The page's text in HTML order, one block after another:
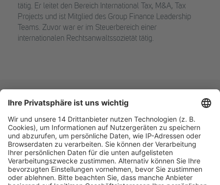
tätig. Er leitet den Bereich International Tax, M&A, Tax
Projects und ist Mitglied des Group Finance Leadership
Teams. Zuvor war er im Steuerbereich einer
internationalen Rechtsanwaltssozietät tätig.
Fachmedien Recht und Wirtschaft
Ein Fachbereich der